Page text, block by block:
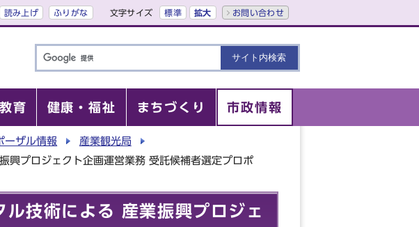
読み上げ ふりがな 文字サイズ 標準 拡大 お問い合わせ
育 健康・福祉 まちづくり 市政情報
ーザル情報
産業観光局
興プロジェクト企画運営業務 受託候補者選定プロポ
技術による 産業振興プロジェ